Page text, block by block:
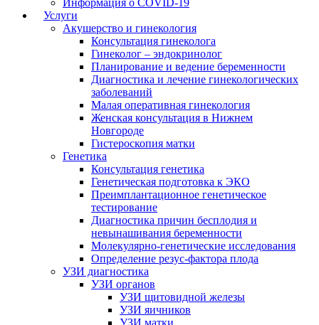
Информация о COVID-19
Услуги
Акушерство и гинекология
Консультация гинеколога
Гинеколог – эндокринолог
Планирование и ведение беременности
Диагностика и лечение гинекологических
заболеваний
Малая оперативная гинекология
Женская консультация в Нижнем
Новгороде
Гистероскопия матки
Генетика
Консультация генетика
Генетическая подготовка к ЭКО
Преимплантационное генетическое
тестирование
Диагностика причин бесплодия и
невынашивания беременности
Молекулярно-генетические исследования
Определение резус-фактора плода
УЗИ диагностика
УЗИ органов
УЗИ щитовидной железы
УЗИ яичников
УЗИ матки